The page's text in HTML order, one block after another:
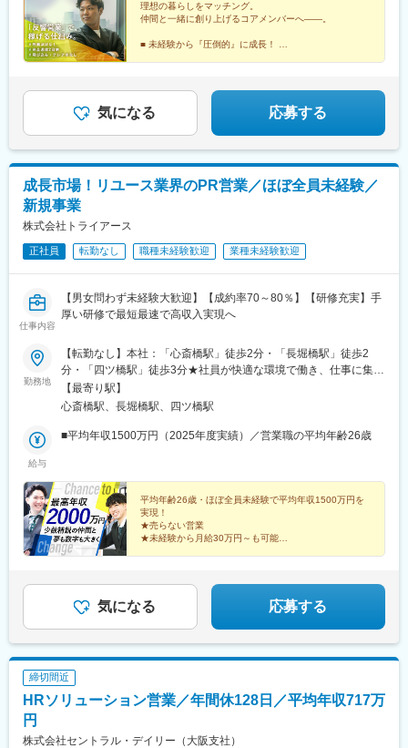
理想の暮らしをマッチング。
仲間と一緒に創り上げるコアメンバーへ――。
■ 未経験から『圧倒的』に成長！
┗残業月平均3h＆最大5連休可☆
▼▼詳細は下記をチェック▼▼
気になる 応募する
成長市場！リユース業界のPR営業／ほぼ全員未経験／
新規事業
株式会社トライアース
正社員 転勤なし 職種未経験歓迎 業種未経験歓迎
仕事内容
【男女問わず未経験大歓迎】【成約率70～80％】【研修充実】手
厚い研修で最短最速で高収入実現へ
勤務地
【転勤なし】本社：「心斎橋駅」徒歩2分・「長堀橋駅」徒歩2
分・「四ツ橋駅」徒歩3分★社員が快適な環境で働き、仕事に集中
できるように、キレイで広々としたオフィスに移転しました！関
西一円／通いやすい勤務地で働けます ／原則直行直帰／交通費全
央区南船場3-6-10 エミネント心斎橋ビル4F＜アクセス＞■大阪メ
分※受動喫煙防止対策：屋内全面禁煙≪ ワークライフバランスも
充実！ ≫基本的に残業はほとんどありません。業務が終わればス
ムーズに退勤できるため、仕事終わりの時間もしっかり確保でき
ます。会社としても、無駄な残業をなくし、メリハリを持って働
ける環境づくりに取り組んでいます。
【最寄り駅】
心斎橋駅、長堀橋駅、四ツ橋駅
給与
■平均年収1500万円（2025年度実績）／営業職の平均年齢26歳
平均年齢26歳・ほぼ全員未経験で平均年収1500万円を
実現！
★売らない営業
★未経験から月給30万円～も可能
★残業ほぼなし
★10日程度の長期休暇×年3回
気になる 応募する
締切間近
HRソリューション営業／年間休128日／平均年収717万
円
株式会社セントラル・デイリー（大阪支社）